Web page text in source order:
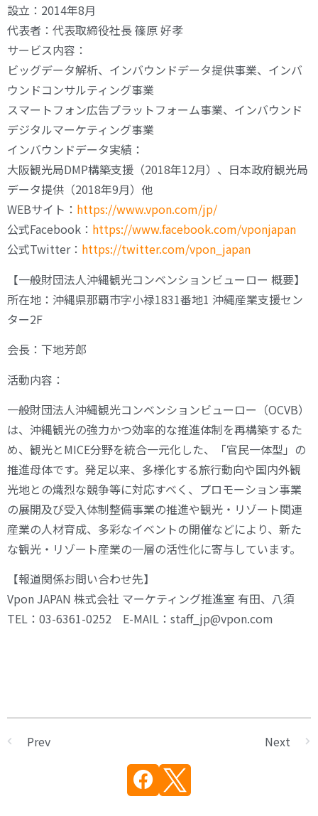
設立：2014年8月
代表者：代表取締役社長 篠原 好孝
サービス内容：
ビッグデータ解析、インバウンドデータ提供事業、インバ
ウンドコンサルティング事業
スマートフォン広告プラットフォーム事業、インバウンド
デジタルマーケティング事業
インバウンドデータ実績：
大阪観光局DMP構築支援（2018年12月）、日本政府観光局
データ提供（2018年9月）他
WEBサイト： https://www.vpon.com/jp/
公式Facebook： https://www.facebook.com/vponjapan
公式Twitter： https://twitter.com/vpon_japan
【一般財団法人沖縄観光コンベンションビューロー 概要】
所在地：沖縄県那覇市字小禄1831番地1 沖縄産業支援セン
ター2F
会長：下地芳郎
活動内容：
一般財団法人沖縄観光コンベンションビューロー（OCVB）
は、沖縄観光の強力かつ効率的な推進体制を再構築するた
め、観光とMICE分野を統合一元化した、「官民一体型」の
推進母体です。発足以来、多様化する旅行動向や国内外観
光地との熾烈な競争等に対応すべく、プロモーション事業
の展開及び受入体制整備事業の推進や観光・リゾート関連
産業の人材育成、多彩なイベントの開催などにより、新た
な観光・リゾート産業の一層の活性化に寄与しています。
【報道関係お問い合わせ先】
Vpon JAPAN 株式会社 マーケティング推進室 有田、八須
TEL：03-6361-0252 E-MAIL：staff_jp@vpon.com
Prev Next